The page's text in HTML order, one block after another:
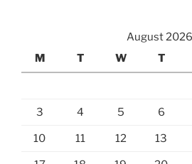
August 2026
M
T W T
3 4 5 6
10 11 12 13